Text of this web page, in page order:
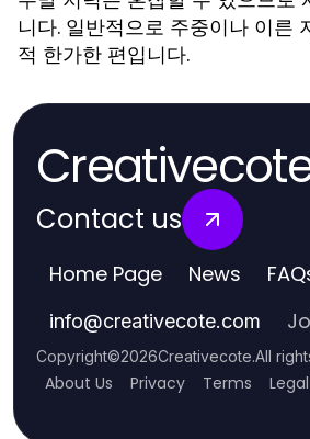
니다. 일반적으로 주중이나 이른
적 한가한 편입니다.
Contact us
Home Page News
info@creativecote.com
Copyright©2026Creativecote.All
About Us Privacy Terms Legal